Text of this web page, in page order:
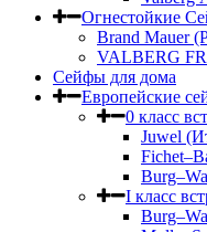
Огнестойкие
Brand Mauer
VALBERG
Сейфы для дома
Европейские
0 класс
Juwel
I класс